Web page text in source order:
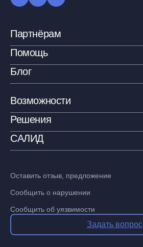
Партнёрам
Помощь
Блог
Возможности
Решения
САЛИД
Оставить отзыв, предложение
Сообщить о нарушении
Сообщить об уязвимости
Задать вопрос